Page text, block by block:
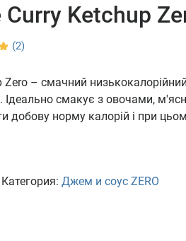
Curry Ketchup
(2)
– смачний
Ідеально смакує з овочами,
добову норму калорій і при
Категория: Джем и соус ZERO